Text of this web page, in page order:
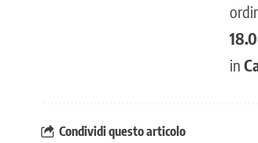
in
Condividi questo articolo